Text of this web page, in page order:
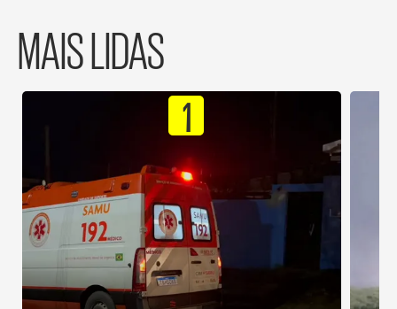
MAIS LIDAS
1